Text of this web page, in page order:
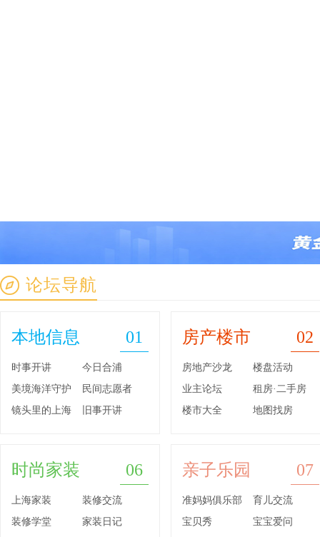
论坛导航
本地信息 01
时事开讲
今日合浦
美境海洋守护
民间志愿者
镜头里的上海
旧事开讲
房产楼市 02
房地产沙龙
楼盘活动
业主论坛
租房·二手房
楼市大全
地图找房
时尚家装 06
上海家装
装修交流
装修学堂
家装日记
亲子乐园 07
准妈妈俱乐部
育儿交流
宝贝秀
宝宝爱问